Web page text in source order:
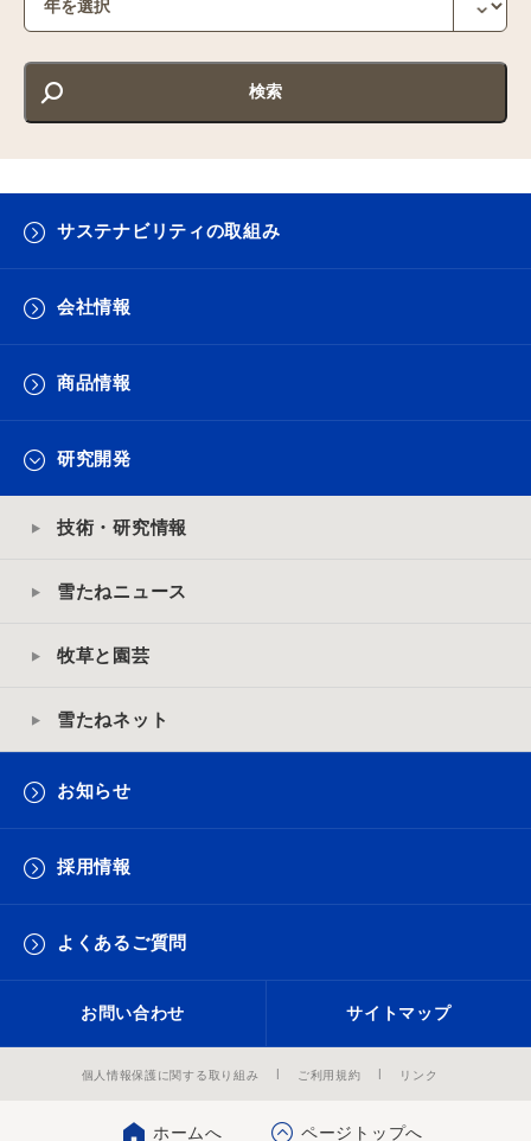
サステナビリティの取組み
会社情報
商品情報
研究開発
技術・研究情報
雪たねニュース
牧草と園芸
雪たねネット
お知らせ
採用情報
よくあるご質問
お問い合わせ サイトマップ
ホームへ ページトップへ
個人情報保護に関する取り組み ご利用規約 リンク